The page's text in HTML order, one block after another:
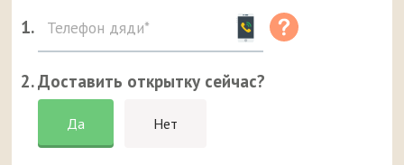
1.
2. Доставить открытку сейчас?
Да Нет